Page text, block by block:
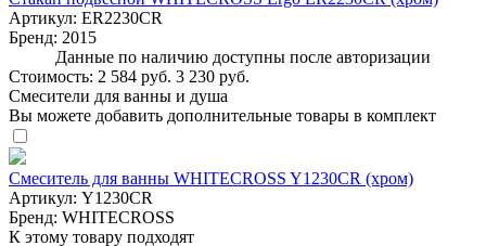
Артикул: ER2230CR
Бренд: 2015
Данные по наличию доступны после авторизации
Стоимость: 2 584 руб. 3 230 руб.
Смесители для ванны и душа
Вы можете добавить дополнительные товары в комплект
Смеситель для ванны WHITECROSS Y1230CR (хром)
Артикул: Y1230CR
Бренд: WHITECROSS
К этому товару подходят